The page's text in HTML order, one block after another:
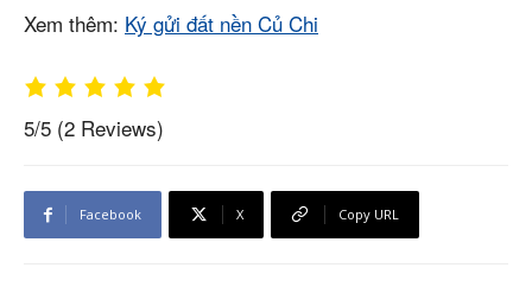
Xem thêm: Ký gửi đất nền Củ Chi
5/5 (2 Reviews)
Facebook X Copy URL